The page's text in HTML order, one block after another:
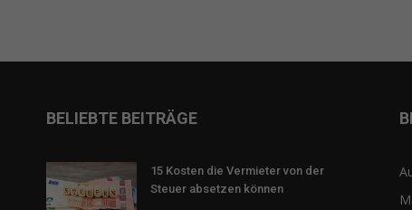
BELIEBTE BEITRÄGE
15 Kosten die Vermieter von der
Steuer absetzen können